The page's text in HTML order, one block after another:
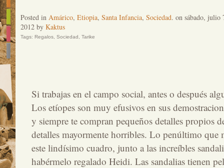
Posted in Amárico, Etiopia, Santa Infancia, Sociedad. on sábado, julio
2012 by Kaktus
Tags: Regalos, Sociedad Tarike
Si trabajas en el campo social, antes o después
Los etíopes son muy efusivos en sus
y siempre te compran pequeños detalles propios
detalles mayormente horribles. Lo penúltimo que
este lindísimo cuadro, junto a las increíbles
habérmelo regalado Heidi. Las sandalias tienen